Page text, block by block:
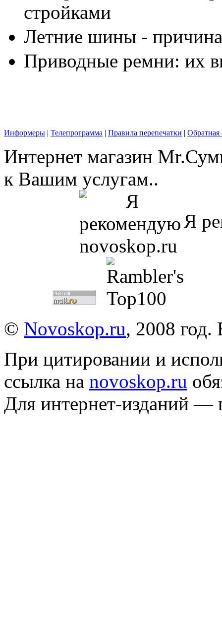
стройками
Летние шины -
Приводные ремни: их
Информеры | Телепрограмма | Правила перепечатки | Обратная
Интернет магазин
к Вашим услугам..
Я
© Novoskop.ru, 2008
При цитировании и
ссылка на novoskop.ru
Для интернет-изданий —